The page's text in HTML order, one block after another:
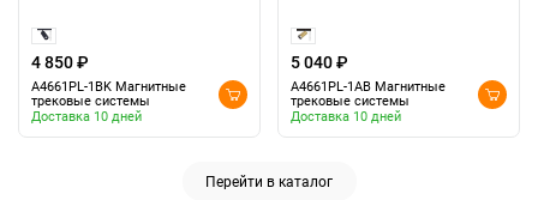
4 850 ₽
A4661PL-1BK Магнитные
трековые системы
Доставка 10 дней
5 040 ₽
A4661PL-1AB Магнитные
трековые системы
Доставка 10 дней
Перейти в каталог